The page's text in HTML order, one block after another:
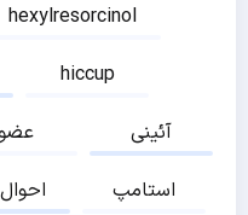
hexylresorcinol
hiccup
آئینی
استامپ